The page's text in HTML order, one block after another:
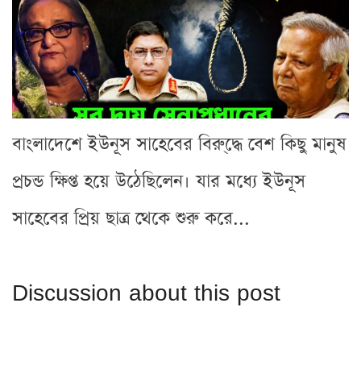
বাংলাদেশে ইউনূস সাহেবের বিরু্দ্ধে বেশ কিছু মানুষ
প্রচন্ড ক্ষিপ্ত হয়ে উঠেছিলেন। যার মধ্যে ইউনূস
সাহেবের প্রিয় ছাত্র থেকে শুরু করে...
Discussion about this post